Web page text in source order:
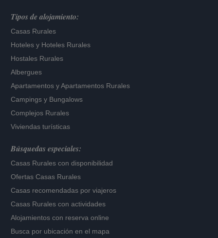
Tipos de alojamiento:
Casas Rurales
Hoteles y Hoteles Rurales
Hostales Rurales
Albergues
Apartamentos yApartamentos Rurales
Campings y Bungalows
Complejos Rurales
Viviendas turísticas
Búsquedas especiales:
Casas Rurales con disponibilidad
Ofertas Casas Rurales
Casas recomendadas por viajeros
Casas Rurales con actividades
Alojamientos con reserva online
Busca por ubicación en el mapa